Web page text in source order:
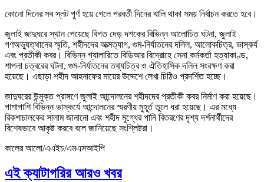
কোনো দিনের সব স্লট পূর্ণ হয়ে গেলে পরবর্তী দিনের খালি থাকা সময় নির্বাচন করতে হবে।
জুলাই জাদুঘরে স্থান পেয়েছে বিগত দেড় দশকের বিভিন্ন আলোচিত ঘটনা, জুলাই
গণঅভ্যুত্থানের স্মৃতি, শহীদদের আত্মত্যাগ, গুম-নির্যাতনের দলিল, আলোকচিত্র, ভাস্কর্য
এবং প্রতীকী কবর। বিভিন্ন গ্যালারিতে বিডিআর বিদ্রোহে সেনা কর্মকর্তা হত্যাকাণ্ড,
শাপলা চত্বরের ঘটনা, গুম-নির্যাতনের তথ্যচিত্র ও ঐতিহাসিক দলিল সংরক্ষণ করা
হয়েছে। এছাড়া শহীদ আহনাফের মায়ের উদ্দেশে লেখা চিঠিও প্রদর্শিত হচ্ছে।
জাদুঘরের উন্মুক্ত প্রাঙ্গণে জুলাই আন্দোলনের শহীদদের প্রতীকী কবর নির্মাণ করা হয়েছে।
পাশাপাশি বিভিন্ন ভাস্কর্যে আন্দোলনের স্মরণীয় মুহূর্ত তুলে ধরা হয়েছে। এর মধ্যে
রিকশাচালকের সালাম জানানো এবং শহীদ মুগ্ধের পানি বিতরণের দৃশ্য দর্শনার্থীদের
বিশেষভাবে আকৃষ্ট করবে বলে জানিয়েছে সংশ্লিষ্টরা।
কালের আলো/এএইচ/এমএসআইপি
এই ক্যাটাগরির আরও খবর